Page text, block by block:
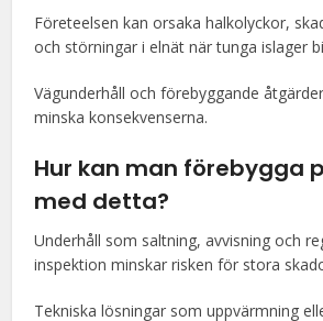
Företeelsen kan orsaka halkolyckor,
och störningar i elnät när tunga islager
Vägunderhåll och förebyggande
minska konsekvenserna.
Hur kan man förebygga
med detta?
Underhåll som saltning, avvisning och
inspektion minskar risken för stora
Tekniska lösningar som uppvärmning